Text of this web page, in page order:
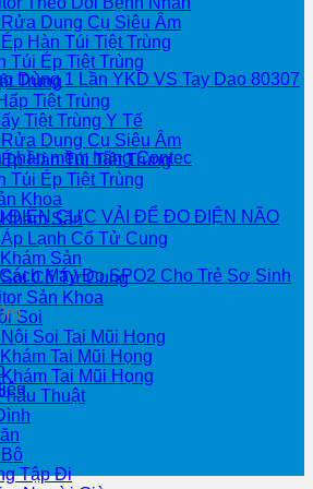
Rửa Dụng Cụ Siêu Âm
Hàn Túi Tiệt Trùng
Túi Ép Tiệt Trùng
Trùng
Tiệt Trùng
Tiệt Trùng Y Tế
Rửa Dụng Cụ Siêu Âm
Hàn Túi Tiệt Trùng
Túi Ép Tiệt Trùng
Khoa
Sản
Áp Lạnh Cổ Tử Cung
Sản
Soi Cổ Tử Cung
Sản Khoa
Soi
Soi Tai Mũi Họng
Tai Mũi Họng
Tai Mũi Họng
Thuật
Tập Đi
Dùng 1 Lần YKD VS Tay Dao 80307
mềm hãng Contec
ĐIỆN CỰC VẢI ĐỂ ĐO ĐIỆN NÃO
Máy Đo SPO2 Cho Trẻ Sơ Sinh